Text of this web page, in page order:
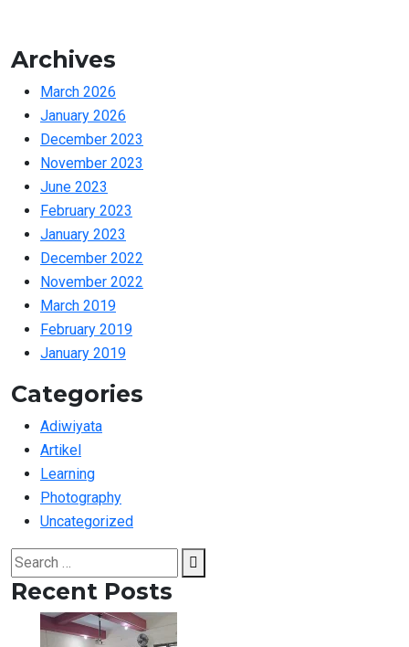
Archives
March 2026
January 2026
December 2023
November 2023
June 2023
February 2023
January 2023
December 2022
November 2022
March 2019
February 2019
January 2019
Categories
Adiwiyata
Artikel
Learning
Photography
Uncategorized
Search
for:
Search
Recent Posts